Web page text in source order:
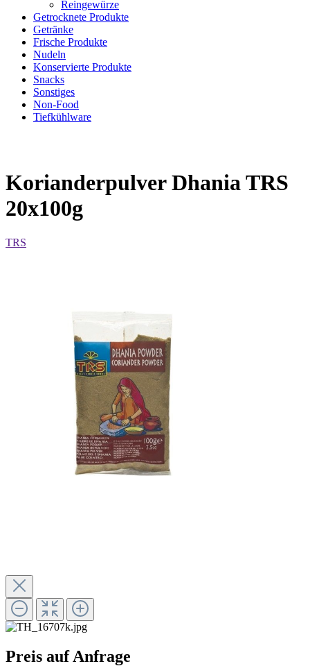
Reingewürze
Getrocknete Produkte
Getränke
Frische Produkte
Nudeln
Konservierte Produkte
Snacks
Sonstiges
Non-Food
Tiefkühlware
Korianderpulver Dhania TRS
20x100g
TRS
Preis auf Anfrage